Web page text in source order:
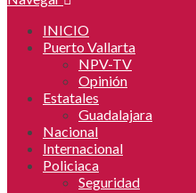
INICIO
Puerto Vallarta
NPV-TV
Opinión
Estatales
Guadalajara
Nacional
Internacional
Policiaca
Seguridad